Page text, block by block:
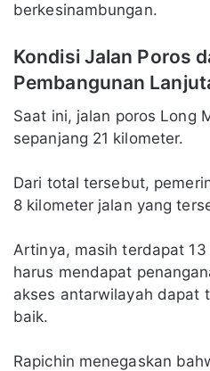
berkesinambungan.
Kondisi Jalan Poros
Pembangunan
Saat ini, jalan poros Long
sepanjang 21 kilometer.
Dari total tersebut,
8 kilometer jalan yang
Artinya, masih terdapat
harus mendapat
akses antarwilayah dapat
baik.
Rapichin menegaskan